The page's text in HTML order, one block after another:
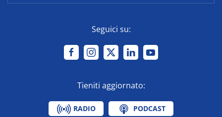
Seguici su:
Tieniti aggiornato:
RADIO PODCAST